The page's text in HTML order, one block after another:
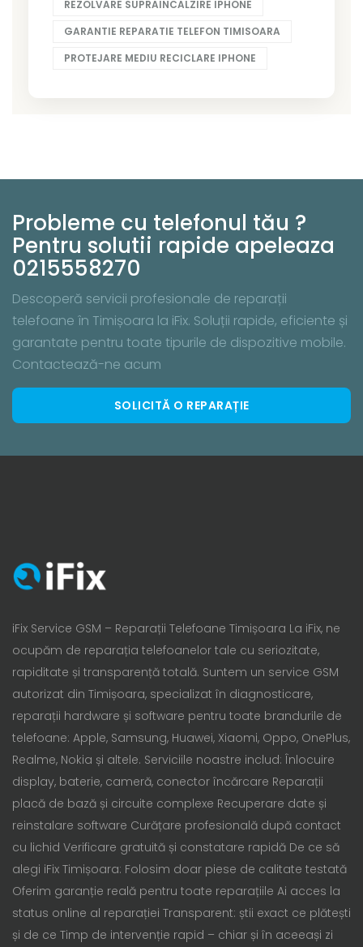
REZOLVARE SUPRAINCALZIRE IPHONE
GARANTIE REPARATIE TELEFON TIMISOARA
PROTEJARE MEDIU RECICLARE IPHONE
Probleme cu telefonul tău ?
Pentru solutii rapide apeleaza
0215558270
Descoperă servicii profesionale de reparații
telefoane în Timișoara la iFix. Soluții rapide, eficiente și
garantate pentru toate tipurile de dispozitive mobile.
Contactează-ne acum
SOLICITĂ O REPARAȚIE
iFix Service GSM – Reparații Telefoane Timișoara La iFix, ne
ocupăm de reparația telefoanelor tale cu seriozitate,
rapiditate și transparență totală. Suntem un service GSM
autorizat din Timișoara, specializat în diagnosticare,
reparații hardware și software pentru toate brandurile de
telefoane: Apple, Samsung, Huawei, Xiaomi, Oppo, OnePlus,
Realme, Nokia și altele. Serviciile noastre includ: Înlocuire
display, baterie, cameră, conector încărcare Reparații
placă de bază și circuite complexe Recuperare date și
reinstalare software Curățare profesională după contact
cu lichid Verificare gratuită și constatare rapidă De ce să
alegi iFix Timișoara: Folosim doar piese de calitate testată
Oferim garanție reală pentru toate reparațiile Ai acces la
status online al reparației Transparent: știi exact ce plătești
și de ce Timp de intervenție rapid – chiar și în aceeași zi